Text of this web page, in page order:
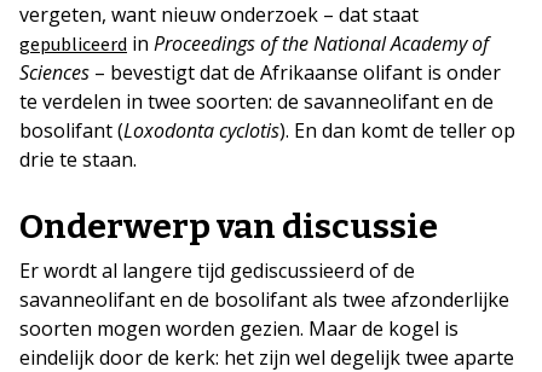
vergeten, want nieuw onderzoek – dat staat
gepubliceerd in Proceedings of the National Academy of
Sciences – bevestigt dat de Afrikaanse olifant is onder
te verdelen in twee soorten: de savanneolifant en de
bosolifant (Loxodonta cyclotis). En dan komt de teller op
drie te staan.
Onderwerp van discussie
Er wordt al langere tijd gediscussieerd of de
savanneolifant en de bosolifant als twee afzonderlijke
soorten mogen worden gezien. Maar de kogel is
eindelijk door de kerk: het zijn wel degelijk twee aparte